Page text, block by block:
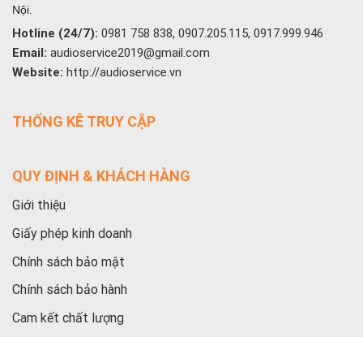
Nội.
Hotline (24/7): 0981 758 838, 0907.205.115, 0917.999.946
Email: audioservice2019@gmail.com
Website: http://audioservice.vn
THỐNG KÊ TRUY CẬP
QUY ĐỊNH & KHÁCH HÀNG
Giới thiệu
Giấy phép kinh doanh
Chính sách bảo mật
Chính sách bảo hành
Cam kết chất lượng